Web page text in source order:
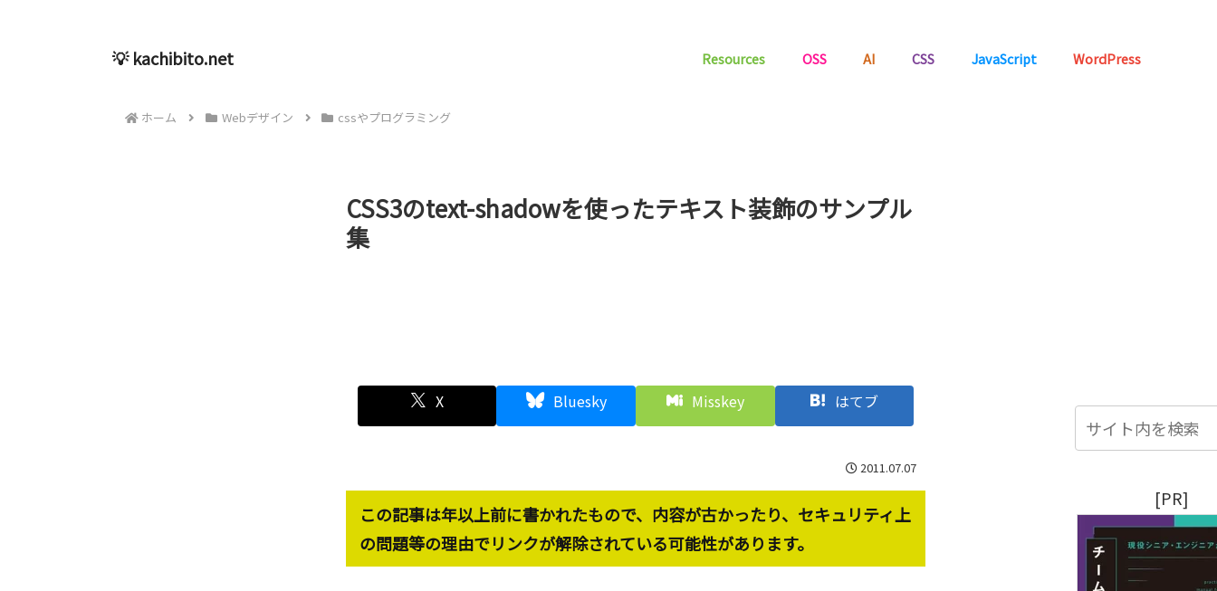
💡 kachibito.net Resources OSS AI CSS JavaScript WordPress
ホーム Webデザイン cssやプログラミング
[PR]
CSS3のtext-shadowを使ったテキスト装飾のサンプル
集
X Bluesky Misskey はてブ
2011.07.07
この記事は年以上前に書かれたもので、内容が古かったり、セキュリティ上
の問題等の理由でリンクが解除されている可能性があります。